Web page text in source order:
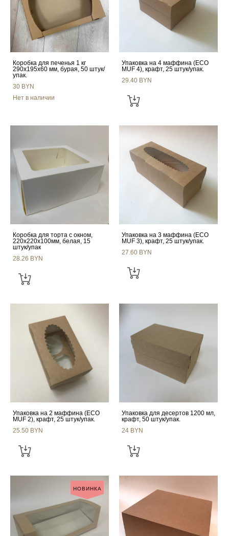
Коробка для печенья 1 кг
290x195x60 мм, бурая, 50 штук/
упак.
30 BYN
Нет в наличии
Упаковка на 4 маффина (ECO
MUF 4), крафт, 25 штук/упак.
29.40 BYN
Коробка для торта с окном,
220х220х100мм, белая, 15
штук/упак
28.26 BYN
Упаковка на 3 маффина (ECO
MUF 3), крафт, 25 штук/упак.
27.60 BYN
Упаковка на 2 маффина (ECO
MUF 2), крафт, 25 штук/упак.
25.50 BYN
Упаковка для десертов 1200 мл,
крафт, 50 штук/упак.
24 BYN
НОВИНКА